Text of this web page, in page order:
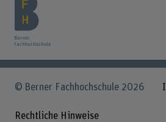
© Berner Fachhochschule 2026
Rechtliche Hinweise